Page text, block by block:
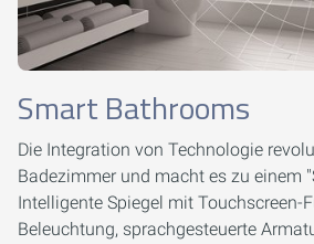
Smart Bathrooms
Die Integration von Technologie
Badezimmer und macht es zu einem
Intelligente Spiegel mit Touchscreen-
Beleuchtung, sprachgesteuerte